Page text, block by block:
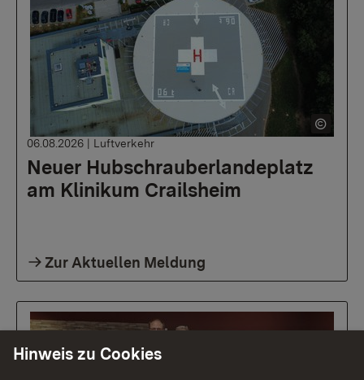
Neuer Hubschrauberlandeplatz
am Klinikum Crailsheim
06.08.2026 | Luftverkehr
Zur Aktuellen Meldung
Hinweis zu Cookies